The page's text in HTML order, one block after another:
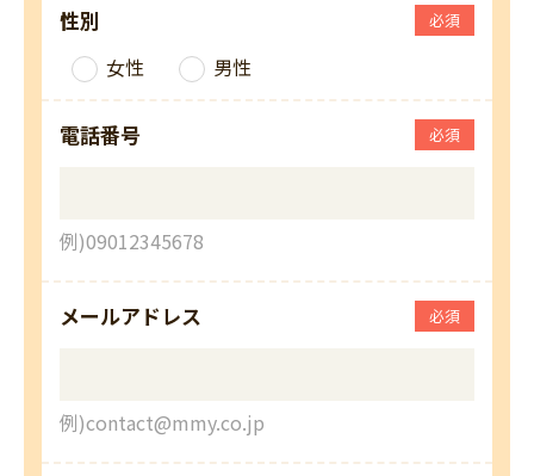
性別 必須
女性 男性
電話番号 必須
例)09012345678
メールアドレス 必須
例)contact@mmy.co.jp